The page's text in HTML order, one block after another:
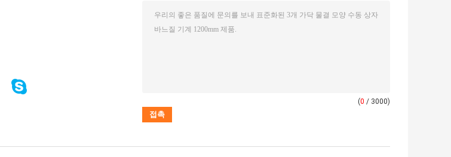
(0 / 3000)